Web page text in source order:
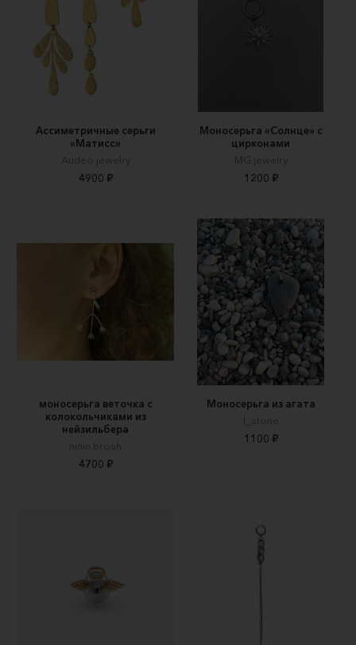
Ассиметричные серьги
«Матисс»
Audéo jewelry
4900 ₽
Моносерьга «Солнце» с
цирконами
MG jewelry
1200 ₽
моносерьга веточка с
колокольчиками из
нейзильбера
ninin.brosh
4700 ₽
Моносерьга из агата
l_stone
1100 ₽